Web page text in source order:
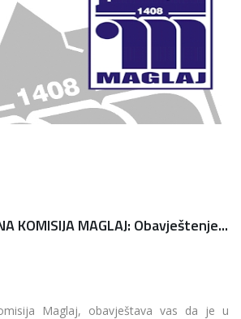
KOMISIJA MAGLAJ: Obavještenje...
Maglaj, obavještava vas da je u